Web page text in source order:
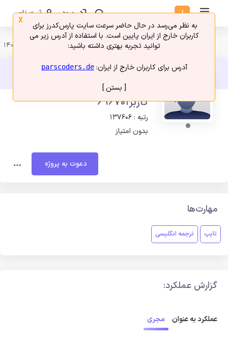
ورود ثبت نام
کاربر696701
رتبه : 137606
بدون امتیاز
دعوت به پروژه
مهارت‌ها
تایپ ترجمه انگلیسی
گزارش عملکرد:
عملکرد به عنوان مجری
X
به نظر می‌رسد در حال حاضر سرعت سایت پارس‌کدرز برای
کاربران خارج از ایران پایین است. با استفاده از آدرس زیر می
توانید تجربه بهتری داشته باشید:
آدرس برای کاربران خارج از ایران:parscoders.de
[ بستن ]